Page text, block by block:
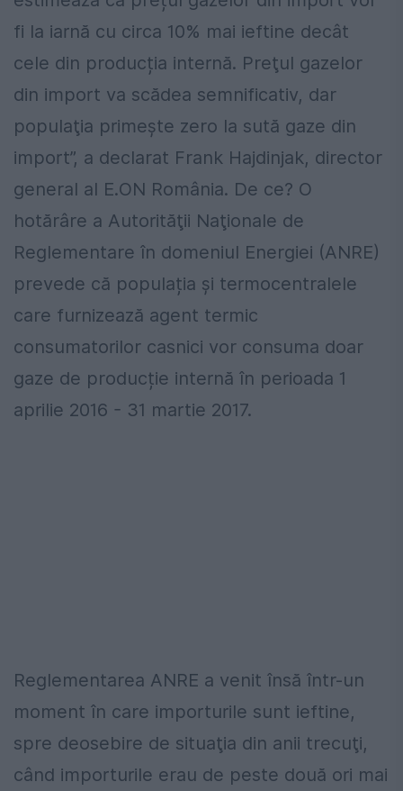
fi la iarnă cu circa 10% mai ieftine decât
cele din producția internă. Preţul gazelor
din import va scădea semnificativ, dar
populaţia primeşte zero la sută gaze din
import”, a declarat Frank Hajdinjak, director
general al E.ON România. De ce? O
hotărâre a Autorităţii Naţionale de
Reglementare în domeniul Energiei (ANRE)
prevede că populația și termocentralele
care furnizează agent termic
consumatorilor casnici vor consuma doar
gaze de producție internă în perioada 1
aprilie 2016 - 31 martie 2017.
Reglementarea ANRE a venit însă într-un
moment în care importurile sunt ieftine,
spre deosebire de situaţia din anii trecuţi,
când importurile erau de peste două ori mai